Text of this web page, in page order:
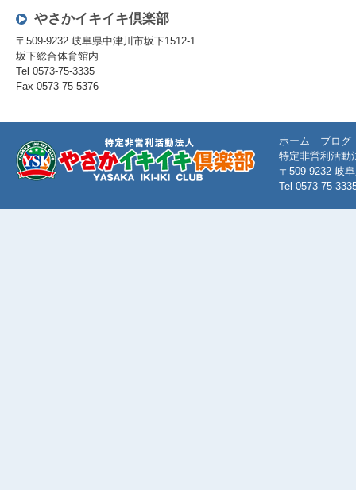
やさかイキイキ倶楽部
〒509-9232 岐阜県中津川市坂下1512-1
坂下総合体育館内
Tel 0573-75-3335
Fax 0573-75-5376
ホーム ｜ ブログ
特定非営利活動
〒509-9232 岐
Tel 0573-75-